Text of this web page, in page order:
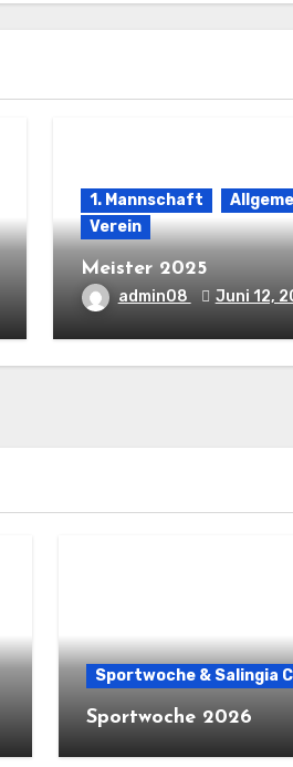
1. Mannschaft
Verein
Meister 2025
admin08 Juni 12,
Sportwoche & Salingia
Sportwoche 2026